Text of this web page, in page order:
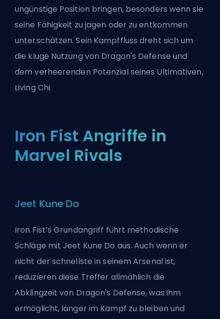
ungünstige Position bringen, besonders wenn sie
seine Fähigkeit zu jagen oder zu entkommen
unterschätzen. Sein Kampffluss dreht sich um
die kluge Nutzung von Dragon's Defense und
dem verheerenden Potenzial seines Ultimativen,
Living Chi.
Iron Fist Angriffe in
Marvel Rivals
Jeet Kune Do
Iron Fist’s Grundangriff führt methodische
Schläge mit Jeet Kune Do aus. Auch wenn er
nicht der schnellste in seinem Arsenal ist,
reduzieren diese Treffer allmählich die
Abklingzeit von Dragon's Defense, was ihm
ermöglicht, länger im Kampf zu bleiben und